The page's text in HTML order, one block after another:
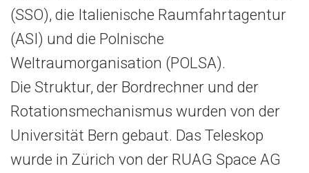
(SSO), die Italienische Raumfahrtagentur
(ASI) und die Polnische
Weltraumorganisation (POLSA).
Die Struktur, der Bordrechner und der
Rotationsmechanismus wurden von der
Universität Bern gebaut. Das Teleskop
wurde in Zürich von der RUAG Space AG